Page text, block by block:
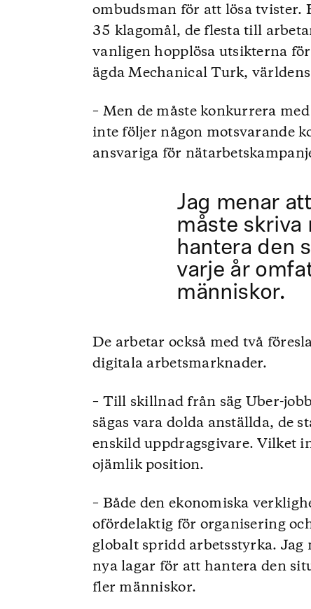
ombudsman för att lösa
35 klagomål, de flesta till
vanligen hopplösa utsikterna
ägda Mechanical Turk,
– Men de måste konkurrera
inte följer någon motsvarande
ansvariga för
Jag menar
måste skriva
hantera den
varje år
människor.
De arbetar också med två
digitala arbetsmarknader.
– Till skillnad från säg Uber-
sägas vara dolda anställda, de
enskild uppdragsgivare. Vilket
ojämlik position.
– Både den ekonomiska
ofördelaktig för organisering
globalt spridd arbetsstyrka.
nya lagar för att hantera den
fler människor.